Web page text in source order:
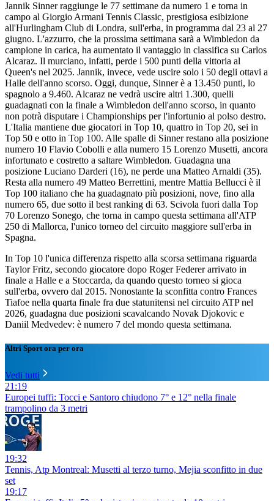
Jannik Sinner raggiunge le 77 settimane da numero 1 e torna in
campo al Giorgio Armani Tennis Classic, prestigiosa esibizione
all'Hurlingham Club di Londra, sull'erba, in programma dal 23 al 27
giugno. L'azzurro, che la prossima settimana sarà a Wimbledon da
campione in carica, ha aumentato il vantaggio in classifica su Carlos
Alcaraz. Il murciano, infatti, perde i 500 punti della vittoria al
Queen's nel 2025. Jannik, invece, vede uscire solo i 50 degli ottavi a
Halle dell'anno scorso. Oggi, dunque, Sinner è a 13.450 punti, lo
spagnolo a 9.460. Alcaraz ne vedrà uscire altri 1.300, quelli
guadagnati con la finale a Wimbledon dell'anno scorso, in quanto
non potrà disputare i Championships per l'infortunio al polso destro.
L'Italia mantiene due giocatori in Top 10, quattro in Top 20, sei in
Top 50 e otto in Top 100. Alle spalle di Sinner restano alla posizione
numero 10 Flavio Cobolli e alla numero 15 Lorenzo Musetti, ancora
infortunato e costretto a saltare Wimbledon. Guadagna una
posizione Luciano Darderi (16), ne perde una Matteo Arnaldi (35).
Resta alla numero 49 Matteo Berrettini, mentre Mattia Bellucci è il
Top 100 italiano che ha guadagnato più posizioni, nove, fino alla
numero 65, due sotto il best ranking di 63. Scivola fuori dalla Top
70 Lorenzo Sonego, che torna in campo questa settimana all'ATP
250 di Mallorca, l'unico torneo del circuito maggiore sull'erba in
Spagna.
In Top 10 l'unica differenza rispetto alla scorsa settimana riguarda
Taylor Fritz, secondo giocatore dopo Roger Federer arrivato in
finale a Halle e a Stoccarda, da quando questo torneo si gioca
sull'erba, ovvero dal 2015. Nonostante la sconfitta contro Frances
Tiafoe nella quarta finale fra due statunitensi nel circuito ATP nel
2026, guadagna due posizioni scavalcando Novak Djokovic e
Daniil Medvedev: è numero 7 del mondo questa settimana.
Altri Sport ora per ora
Vedi tutti
21:19
Europei tuffi: Tocci e Santoro chiudono 7° e 12° nella finale
trampolino da 3 metri
19:32
Tennis, Atp Montreal: Musetti al terzo turno, Mejia sconfitto in due
set
19:17